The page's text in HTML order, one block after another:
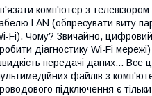
комп'ютер з
LAN (обпресувати виту
Fi). Чому? Звичайно, цифровий
діагностику Wi-Fi
передачі даних... Все
файлів з
підключення є